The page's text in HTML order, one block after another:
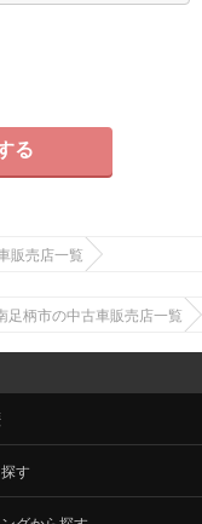
る
販売店一覧
足柄市の中古車販売店一覧
す